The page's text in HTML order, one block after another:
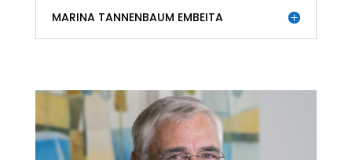
MARINA TANNENBAUM EMBEITA